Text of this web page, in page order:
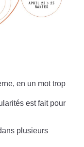
en un mot trop
est fait pour
plusieurs